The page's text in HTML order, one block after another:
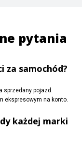
pytania
za samochód?
sprzedany pojazd.
ekspresowym na konto.
każdej marki